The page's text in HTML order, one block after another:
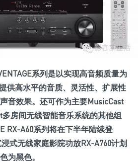
系列是以实现高音频质量为
供高水平的音质、灵活性、扩展性
音效果。还可作为主要MusicCast
房间无线智能音乐系统的其他组
RX-A60系列将在下半年陆续登
式无线家庭影院功放RX-A760计划
为黑色。